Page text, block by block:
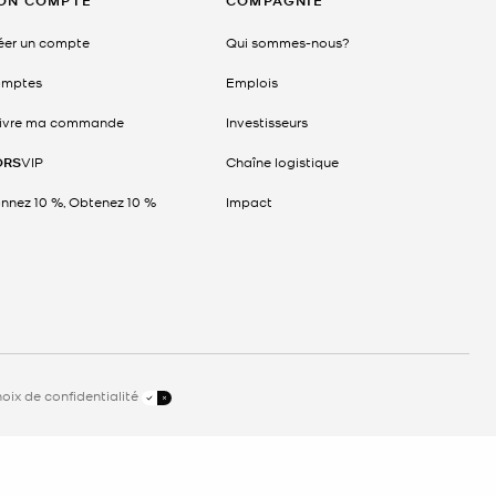
un compte
ma commande
VIP
10 %, Obtenez 10 %
Qui sommes-nous?
Emplois
Investisseurs
Chaîne logistique
Impact
de confidentialité